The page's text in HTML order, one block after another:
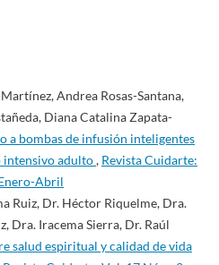
Andrea Rosas-Santana,
Diana Catalina Zapata-
a bombas de infusión inteligentes
intensivo adulto, Revista Cuidarte:
Abril
Ruiz, Dr. Héctor Riquelme, Dra.
Dra. Iracema Sierra, Dr. Raúl
salud espiritual y calidad de vida